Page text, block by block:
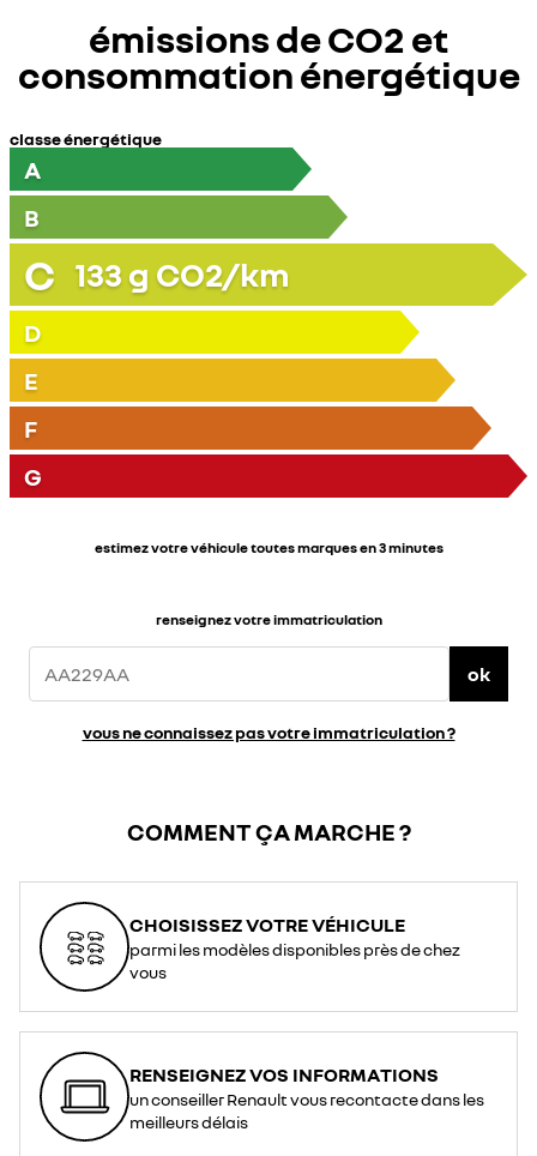
émissions de CO2 et
consommation énergétique
classe énergétique
A
B
C 133 g CO2/km
D
E
F
G
estimez votre véhicule toutes marques en 3 minutes
renseignez votre immatriculation
ok
vous ne connaissez pas votre immatriculation ?
COMMENT ÇA MARCHE ?
CHOISISSEZ VOTRE VÉHICULE
parmi les modèles disponibles près de chez
vous
RENSEIGNEZ VOS INFORMATIONS
un conseiller Renault vous recontacte dans les
meilleurs délais